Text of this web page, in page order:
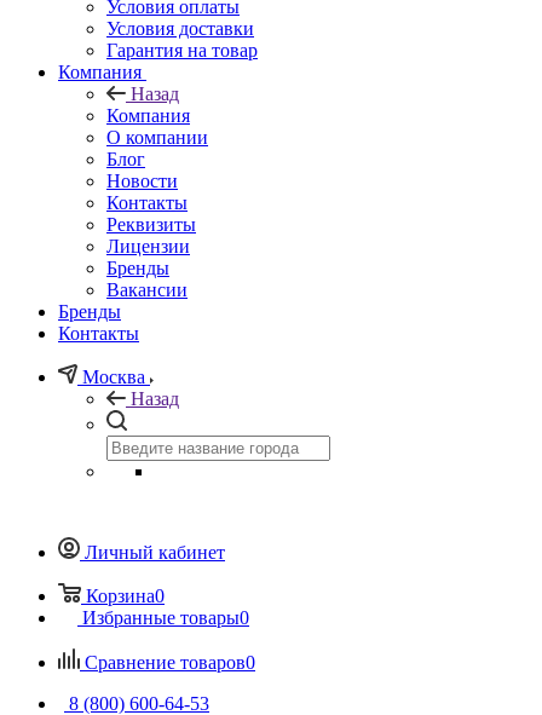
Условия оплаты
Условия доставки
Гарантия на товар
Компания
Назад
Компания
О компании
Блог
Новости
Контакты
Реквизиты
Лицензии
Бренды
Вакансии
Бренды
Контакты
Москва
Назад
Личный кабинет
Корзина0
Избранные товары0
Сравнение товаров0
8 (800) 600-64-53